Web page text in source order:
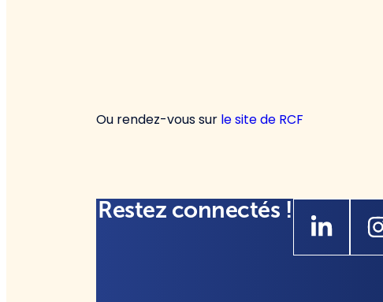
Ou rendez-vous sur le site de RCF
Restez connectés !